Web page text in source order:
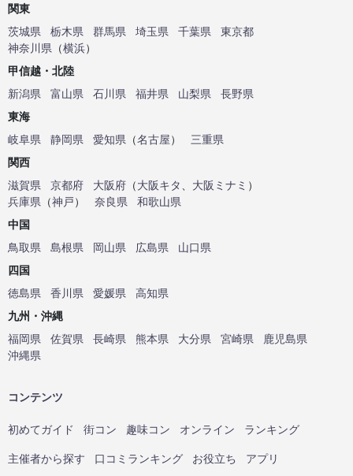
関東
茨城県
栃木県 群馬県 埼玉県 千葉県
東京都
神奈川県 （横浜）
甲信越・北陸
新潟県
富山県 石川県 福井県 山梨県
長野県
東海
岐阜県
静岡県 愛知県 （名古屋）
三重県
関西
滋賀県
京都府 大阪府 （大阪キタ 大阪ミナミ ）
兵庫県 （神戸） 奈良県
和歌山県
中国
鳥取県
島根県 岡山県 広島県
山口県
四国
徳島県
香川県 愛媛県
高知県
九州・沖縄
福岡県
佐賀県 長崎県 熊本県 大分県 宮崎県
鹿児島県
沖縄県
コンテンツ
初めてガイド 街コン 趣味コン オンライン ランキング
主催者から探す 口コミランキング お役立ち アプリ